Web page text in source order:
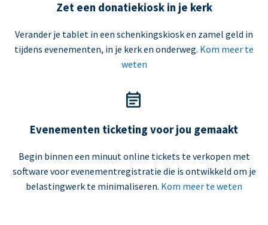
Zet een donatiekiosk in je kerk
Verander je tablet in een schenkingskiosk en zamel geld in
tijdens evenementen, in je kerk en onderweg. Kom meer te
weten
Evenementen ticketing voor jou gemaakt
Begin binnen een minuut online tickets te verkopen met
software voor evenementregistratie die is ontwikkeld om je
belastingwerk te minimaliseren. Kom meer te weten